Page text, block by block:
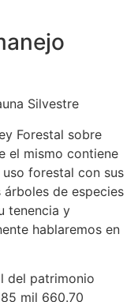
Silvestre
Forestal sobre
el mismo contiene
forestal con sus
de especies
tenencia y
hablaremos en
del patrimonio
mil 660.70